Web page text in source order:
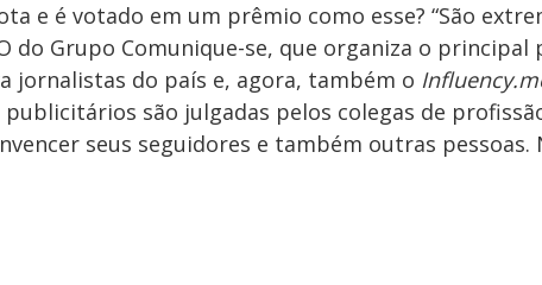
e é votado em um prêmio como esse? “São
do Grupo Comunique-se, que organiza o
jornalistas do país e, agora, também o
são julgadas pelos colegas de
seus seguidores e também outras pessoas.